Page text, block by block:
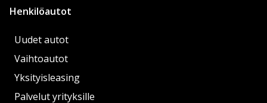
Henkilöautot
Uudet autot
Vaihtoautot
Yksityisleasing
Palvelut yrityksille